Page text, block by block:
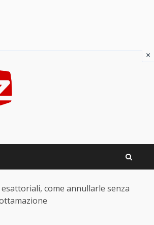
come annullarle senza
×